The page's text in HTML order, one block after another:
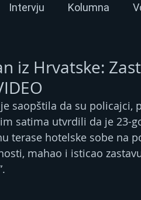
Intervju Kolumna
iz Hrvatske:
saopštila da su
satima utvrdili da je 23-
terase hotelske sobe na
mahao i isticao